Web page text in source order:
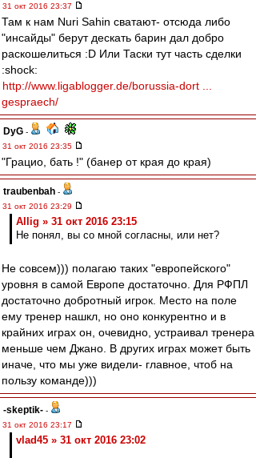
31 окт 2016 23:37
Там к нам Nuri Sahin сватают- отсюда либо
"инсайды" берут дескать барин дал добро
раскошелиться :D Или Таски тут часть сделки
:shock:
http://www.ligablogger.de/borussia-dort ...
gespraech/
DyG -
31 окт 2016 23:35
"Грацио, бать !" (банер от края до края)
traubenbah -
31 окт 2016 23:29
Allig » 31 окт 2016 23:15
Не понял, вы со мной согласны, или нет?
Не совсем))) полагаю таких "европейского"
уровня в самой Европе достаточно. Для РФПЛ
достаточно добротный игрок. Место на поле
ему тренер нашкл, но оно конкурентно и в
крайних играх он, очевидно, устраивал тренера
меньше чем Джано. В других играх может быть
иначе, что мы уже видели- главное, чтоб на
пользу команде)))
-skeptik- -
31 окт 2016 23:17
vlad45 » 31 окт 2016 23:02